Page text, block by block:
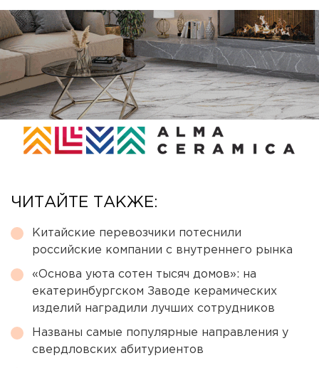
ЧИТАЙТЕ ТАКЖЕ:
Китайские перевозчики потеснили
российские компании с внутреннего рынка
«Основа уюта сотен тысяч домов»: на
екатеринбургском Заводе керамических
изделий наградили лучших сотрудников
Названы самые популярные направления у
свердловских абитуриентов